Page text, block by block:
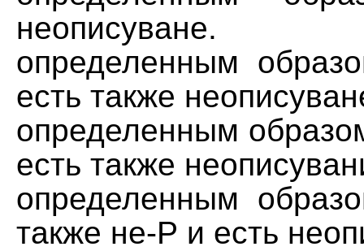
неописуване.
определенным
есть также
определенным
есть также
определенным
также не-Р и есть